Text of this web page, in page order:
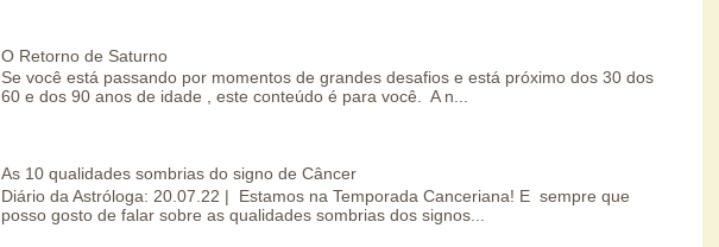
O Retorno de Saturno
Se você está passando por momentos de grandes desafios e está próximo dos 30 dos
60 e dos 90 anos de idade , este conteúdo é para você. A n...
As 10 qualidades sombrias do signo de Câncer
Diário da Astróloga: 20.07.22 | Estamos na Temporada Canceriana! E sempre que
posso gosto de falar sobre as qualidades sombrias dos signos...